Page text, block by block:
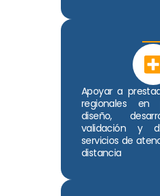
Apoyar a
regionales en
diseño,
validación y
servicios de
distancia